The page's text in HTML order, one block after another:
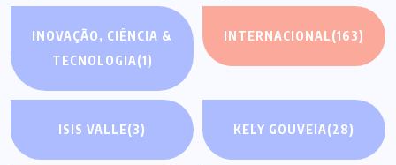
INOVAÇÃO, CIÊNCIA &
TECNOLOGIA(1)
INTERNACIONAL(163)
ISIS VALLE(3) KELY GOUVEIA(28)